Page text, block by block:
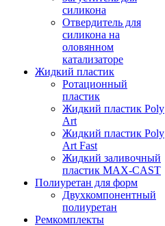
силикона
Отвердитель для
силикона на
оловянном
катализаторе
Жидкий пластик
Ротационный
пластик
Жидкий пластик Poly
Art
Жидкий пластик Poly
Art Fast
Жидкий заливочный
пластик MAX-CAST
Полиуретан для форм
Двухкомпонентный
полиуретан
Ремкомплекты